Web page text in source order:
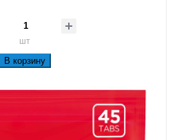
шт
В корзину